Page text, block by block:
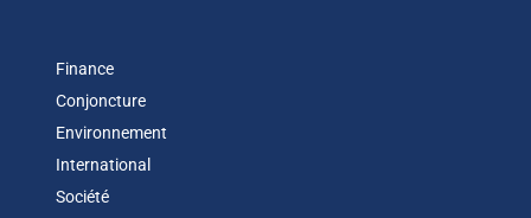
Finance
Conjoncture
Environnement
International
Société